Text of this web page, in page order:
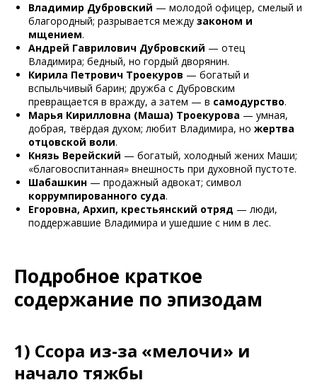
Владимир Дубровский — молодой офицер, смелый и
благородный; разрывается между законом и
мщением.
Андрей Гаврилович Дубровский — отец
Владимира; бедный, но гордый дворянин.
Кирила Петрович Троекуров — богатый и
вспыльчивый барин; дружба с Дубровским
превращается в вражду, а затем — в самодурство.
Марья Кирилловна (Маша) Троекурова — умная,
добрая, твёрдая духом; любит Владимира, но жертва
отцовской воли.
Князь Верейский — богатый, холодный жених Маши;
«благовоспитанная» внешность при духовной пустоте.
Шабашкин — продажный адвокат; символ
коррумпированного суда.
Егоровна, Архип, крестьянский отряд — люди,
поддержавшие Владимира и ушедшие с ним в лес.
Подробное краткое
содержание по эпизодам
1) Ссора из-за «мелочи» и
начало тяжбы